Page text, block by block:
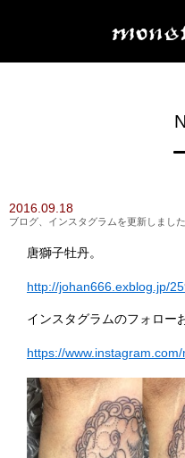
2016.09.18
ブログ、インスタグラムを更新しました
唐獅子牡丹。
http://johan666.exblog.jp/
インスタグラムのフォロー
https://